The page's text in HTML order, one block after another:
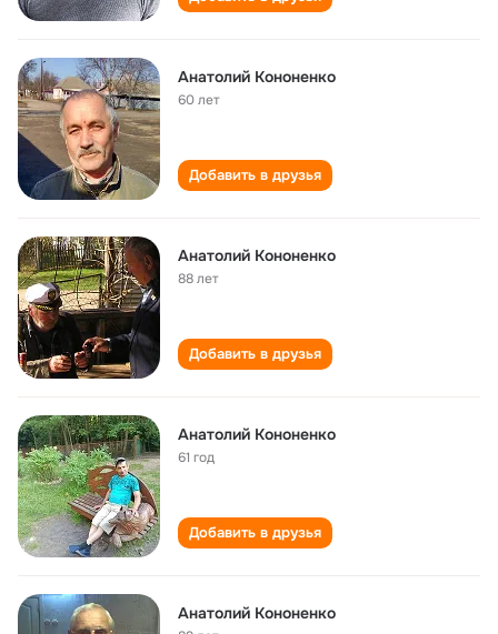
Анатолий Кононенко
60 лет
Добавить в друзья
Анатолий Кононенко
88 лет
Добавить в друзья
Анатолий Кононенко
61 год
Добавить в друзья
Анатолий Кононенко